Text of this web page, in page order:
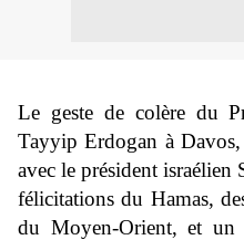
Le geste de colère du
Tayyip Erdogan à Davos,
avec le président
félicitations du Hamas,
du Moyen-Orient, et un